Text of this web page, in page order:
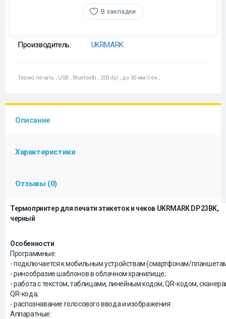
В закладки
Производитель: UKRMARK
Термо печать , USB , Bluetooth , 203 dpi , до 50 мм/сек ,
Описание
Характеристики
Отзывы (0)
Термопринтер для печати этикеток и чеков UKRMARK DP23BK,
черный
Особенности
Программные:
- подключается к мобильным устройствам (смартфонам/
- ринообразие шаблонов в облачном хранилище;
- работа с текстом, таблицами, линейным кодом, QR-кодом,
QR-кода;
- распознавание голосового ввода и изображения.
Аппаратные: